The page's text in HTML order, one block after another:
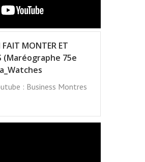
MONTER ET
(Maréographe 75e
: Business Montres